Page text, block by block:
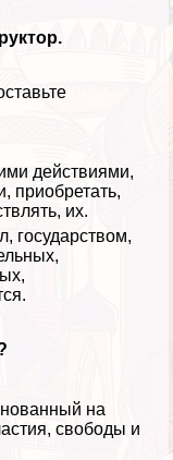
действиями,
приобретать,
их.
государством,
на
свободы и